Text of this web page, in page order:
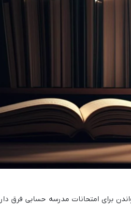
برای امتحانات مدرسه حسابی فرق